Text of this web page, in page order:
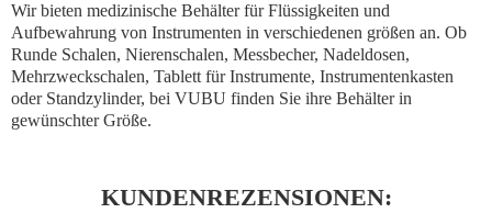
Wir bieten medizinische Behälter für Flüssigkeiten und
Aufbewahrung von Instrumenten in verschiedenen größen an. Ob
Runde Schalen, Nierenschalen, Messbecher, Nadeldosen,
Mehrzweckschalen, Tablett für Instrumente, Instrumentenkasten
oder Standzylinder, bei VUBU finden Sie ihre Behälter in
gewünschter Größe.
KUNDENREZENSIONEN: